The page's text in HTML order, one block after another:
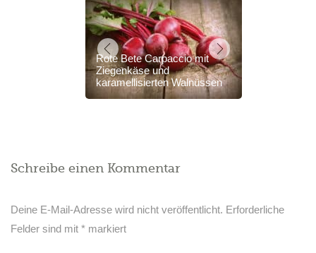
Rote Bete Carpaccio mit
Ziegenkäse und
karamellisierten Walnüssen
Schreibe einen Kommentar
Deine E-Mail-Adresse wird nicht veröffentlicht. Erforderliche
Felder sind mit* markiert